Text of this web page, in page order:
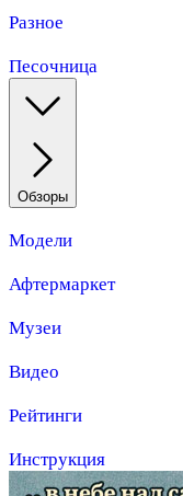
Разное
Песочница
Обзоры
Модели
Афтермаркет
Музеи
Видео
Рейтинги
Инструкция